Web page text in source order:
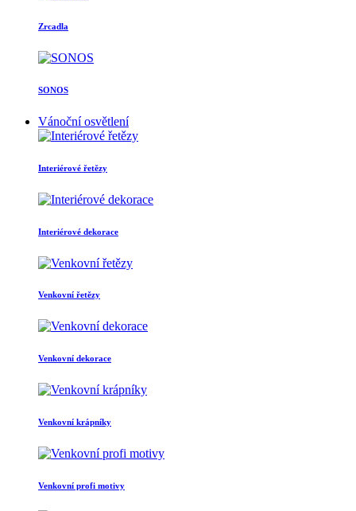
Zrcadla
SONOS
Vánoční osvětlení
Interiérové řetězy
Interiérové dekorace
Venkovní řetězy
Venkovní dekorace
Venkovní krápníky
Venkovní profi motivy